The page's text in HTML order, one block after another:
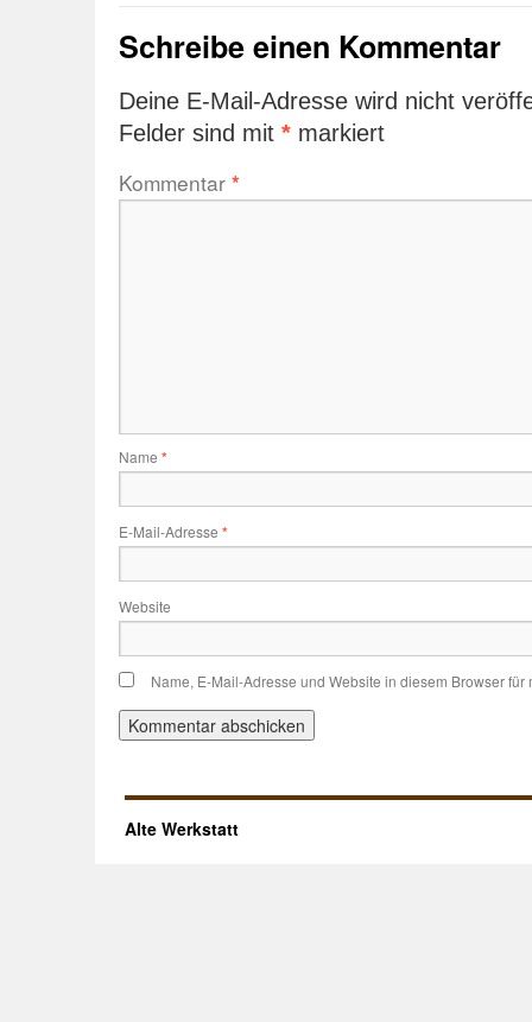
Schreibe einen Kommentar
Deine E-Mail-Adresse wird nicht
Felder sind mit * markiert
Kommentar *
Name *
E-Mail-Adresse *
Website
Name, E-Mail-Adresse und Website in diesem Browser
Alte Werkstatt